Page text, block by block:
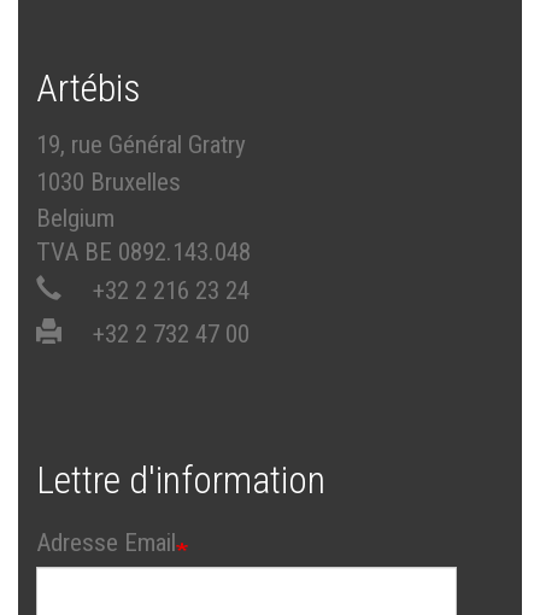
Artébis
19, rue Général Gratry
1030 Bruxelles
Belgium
TVA BE 0892.143.048
+32 2 216 23 24
+32 2 732 47 00
Lettre d'information
Adresse Email